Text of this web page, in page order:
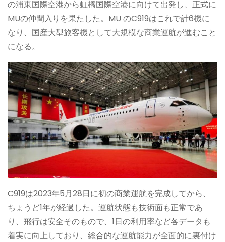
の浦東国際空港から虹橋国際空港に向けて出発し、正式に
MUの仲間入りを果たした。MU のC919はこれで計6機に
なり、国産大型旅客機として大規模な商業運航が進むこと
になる。
C919は2023年5月28日に初の商業運航を完成してから、
ちょうど1年が経過した。運航状態も技術面も正常であ
り、飛行は安全そのもので、1日の利用率など各データも
着実に向上しており、総合的な運航能力が全面的に裏付け